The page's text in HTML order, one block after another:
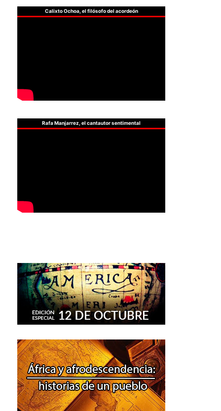
Calixto Ochoa, el filósofo del acordeón
Rafa Manjarrez, el cantautor sentimental